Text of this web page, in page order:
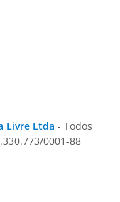
Livre Ltda - Todos
0001-88